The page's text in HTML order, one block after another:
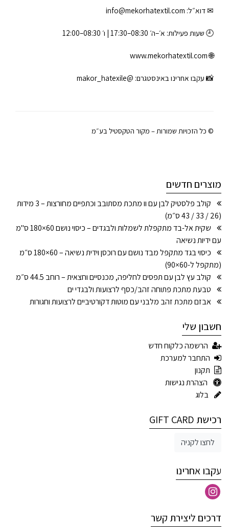
✉ דוא״ל: info@mekorhatextil.com
🕘 שעות פעילות: א׳–ה׳ 08:30–17:30 | ו׳ 08:30–12:00
🌐
www.mekorhatextil.com
📸 עקבו אחרינו באינסטגרם: @makor_hatexile
© כל הזכויות שמורות – מקור הטקסטיל בע״מ
מוצרים חדשים
קולב פלסטיק לבן עם וו מתכת מסתובב וכתפיים מחורצות – 3 מידות
(26 / 33 / 43 ס״מ)
שקית אל-בד מתקפלת לשמלות ולבגדים – כיסוי נושם 60×180 ס"מ
עם ידיות נשיאה
כיסוי בגד מתקפל מבד נושם עם רוכסן וידית נשיאה – 60×180 ס״מ
(מתקפל ל-60×90)
קולב עץ לבן עם תפסים לחליפה, מכנסיים וחצאית – רוחב 44.5 ס״מ
טבעת מתכת פתוחה זהב/כסף לרצועות ולבגדי ים
אבזם מתכת זהב מלבני עם מוטות דקורטיביים לרצועות וחגורות
חשבון שלי
הרשמה כלקוח חדש
התחבר למערכת
תקנון
הצהרת נגישות
בלוג
רכישת GIFT CARD
לחצו לקניה
עקבו אחרינו
דרכים ליצירת קשר